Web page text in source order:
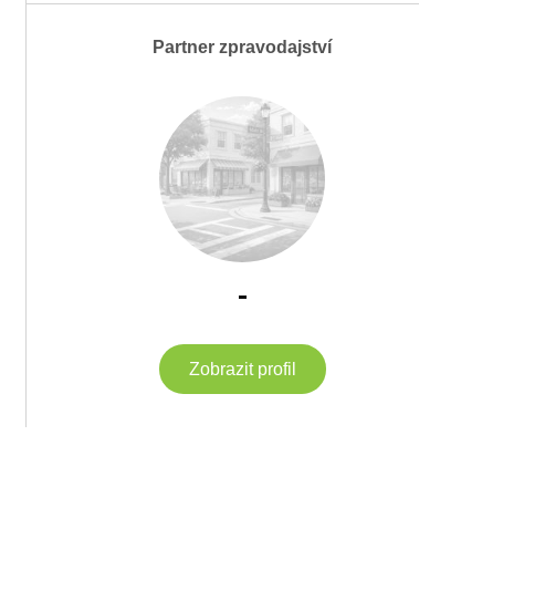
Partner zpravodajství
-
Zobrazit profil